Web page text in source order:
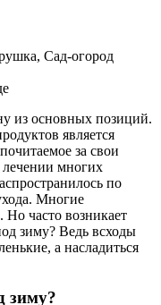
Сад-огород
из основных позиций.
является
за свои
многих
по
Многие
часто возникает
зиму? Ведь всходы
а насладиться
зиму?